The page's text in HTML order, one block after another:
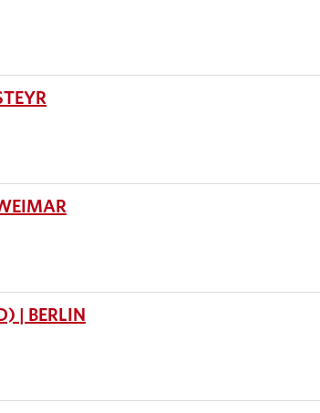
| BERLIN